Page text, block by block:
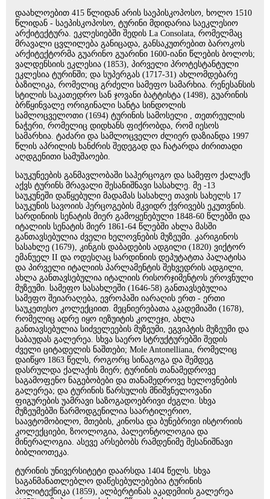
დაახლოებით 415 წლიდან არის საეპისკოპოსო, ხოლო 1510
წლიდან - საეპისკოპოსო, ტურინი მდიდარია საეკლესიო
არქიტექტურა. ეკლესიებში შედის La Consolata, რომელმაც
მრავალი ცვლილება განიცადა, განსაკუთრებით ბაროკოს
არქიტექტორმა გუარინო გუარინი 1600-იანი წლების ბოლოს;
ვალდენსიის ეკლესია (1853), პირველი პროტესტანტული
ეკლესია ტურინში; და სუპერგას (1717-31) ახლომდებარე
ბაზილიკა, რომელიც გრძელი სამეფო სამარხია. რენესანსის
სტილის საკათედრო სან ჯოვანი ბატტისტა (1498), გუარინის
ბრწყინვალე ორიგინალი სანტა სინდოლის
სამლოცველოთი (1694) ტურინის სამოსელი , თეთრეულის
ნაჭერი, რომელიც დიდხანს ფიქრობდა, რომ იესოს
სამარხია. ტაძარი და სამლოცველო ძლიერ დაზიანდა 1997
წლის აპრილის ხანძრის შედეგად და ჩატარდა ძირითადი
აღდგენითი სამუშაოები.
საუკუნეების განმავლობაში საჰერცოგო და სამეფო ქალაქს
აქვს ტურინს მრავალი შესანიშნავი სასახლე. მე -13
საუკუნეში დაწყებული მადამას სასახლე თავის სახელს 17
საუკუნის სავოიის ჰერცოგების მკვიდრ ქვრივებს ეკუთვნის.
სარდინიის სენატის მიერ გამოყენებული 1848-60 წლებში და
იტალიის სენატის მიერ 1861-64 წლებში ახლა მასში
განთავსებულია ძველი ხელოვნების მუზეუმი. კარიგინოს
სასახლე (1679), კინგის დაბადების ადგილი (1820) ვიქტორ
ემანუელ II და ოდესღაც სარდინიის დეპუტატთა პალატისა
და პირველი იტალიის პარლამენტის შეხვედრის ადგილი,
ახლა განთავსებულია იტალიის რისორჯიმენტოს ეროვნული
მუზეუმი. სამეფო სასახლეში (1646-58) განთავსებულია
სამეფო შეიარაღება, ევროპაში იარაღის ერთ - ერთი
საუკეთესო კოლექციით. მეცნიერებათა აკადემიაში (1678),
რომელიც ადრე იყო იეზუიტის კოლეჯი, ახლა
განთავსებულია სიძველეების მუზეუმი, ეგვიპტის მუზეუმი და
საბაუდას გალერეა. სხვა საერო სტრუქტურებში შედის
ძველი ციტადელის ნაშთები; Mole Antonelliana, რომელიც
დაიწყო 1863 წელს, როგორც სინაგოგა და შემდეგ
დასრულდა ქალაქის მიერ; ტურინის თანამედროვე
საგამოფენო ნაგებობები და თანამედროვე ხელოვნების
გალერეა; და ტურინის წარსულის მნიშვნელოვანი
ფიგურების უამრავი საზოგადოებრივი ძეგლი. სხვა
მუზეუმებში წარმოდგენილია საარტილერიო,
საავტომობილო, მთების, კინოსა და ბუნებრივი ისტორიის
კოლექციები, ზოოლოგია, პალეონტოლოგია და
მინერალოგია. ასევე არსებობს რამდენიმე შესანიშნავი
ბიბლიოთეკა.
ტურინის უნივერსიტეტი დაარსდა 1404 წელს. სხვა
საგანმანათლებლო დაწესებულებებია ტურინის
პოლიტექნიკა (1859), ალბერტინას აკადემიის გალერეა